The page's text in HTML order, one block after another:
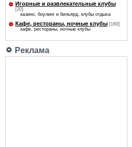
Игорные и развлекательные клубы
[20]
казино, боулинг и бильярд, клубы отдыха
Кафе, рестораны, ночные клубы [160]
кафе, рестораны, ночные клубы
Реклама